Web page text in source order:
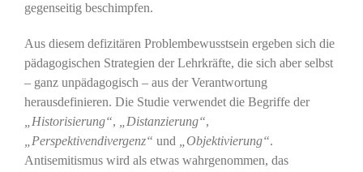
gegenseitig beschimpfen.
Aus diesem defizitären Problembewusstsein ergeben sich die
pädagogischen Strategien der Lehrkräfte, die sich aber selbst
– ganz unpädagogisch – aus der Verantwortung
herausdefinieren. Die Studie verwendet die Begriffe der
„Historisierung“, „Distanzierung“,
„Perspektivendivergenz“ und „Objektivierung“.
Antisemitismus wird als etwas wahrgenommen, das